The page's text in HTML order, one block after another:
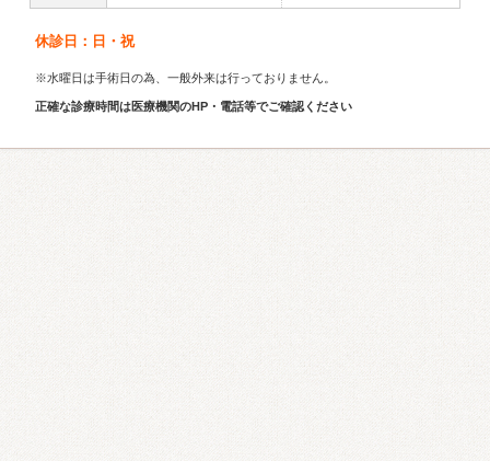
休診日：日・祝
※水曜日は手術日の為、一般外来は行っておりません。
正確な診療時間は医療機関のHP・電話等でご確認ください